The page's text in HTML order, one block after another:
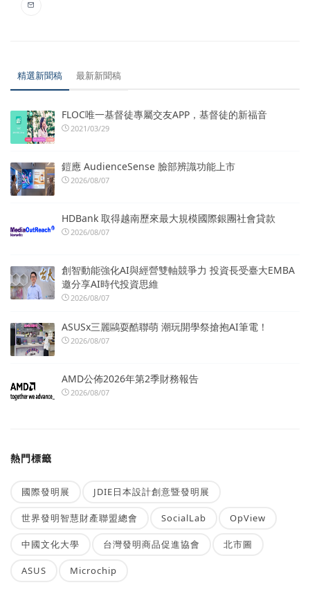
精選新聞稿 最新新聞稿
FLOC唯一基督徒專屬交友APP，基督徒的新福音
2021/03/29
鎧應 AudienceSense 臉部辨識功能上市
2026/08/07
HDBank 取得越南歷來最大規模國際銀團社會貸款
2026/08/07
創智動能強化AI與經營雙軸競爭力 投資長受臺大EMBA
邀分享AI時代投資思維
2026/08/07
ASUSx三麗鷗耍酷聯萌 潮玩開學祭搶抱AI筆電！
2026/08/07
AMD公佈2026年第2季財務報告
2026/08/07
熱門標籤
國際發明展 JDIE日本設計創意暨發明展
世界發明智慧財產聯盟總會 SocialLab OpView
中國文化大學 台灣發明商品促進協會 北市圖
ASUS Microchip